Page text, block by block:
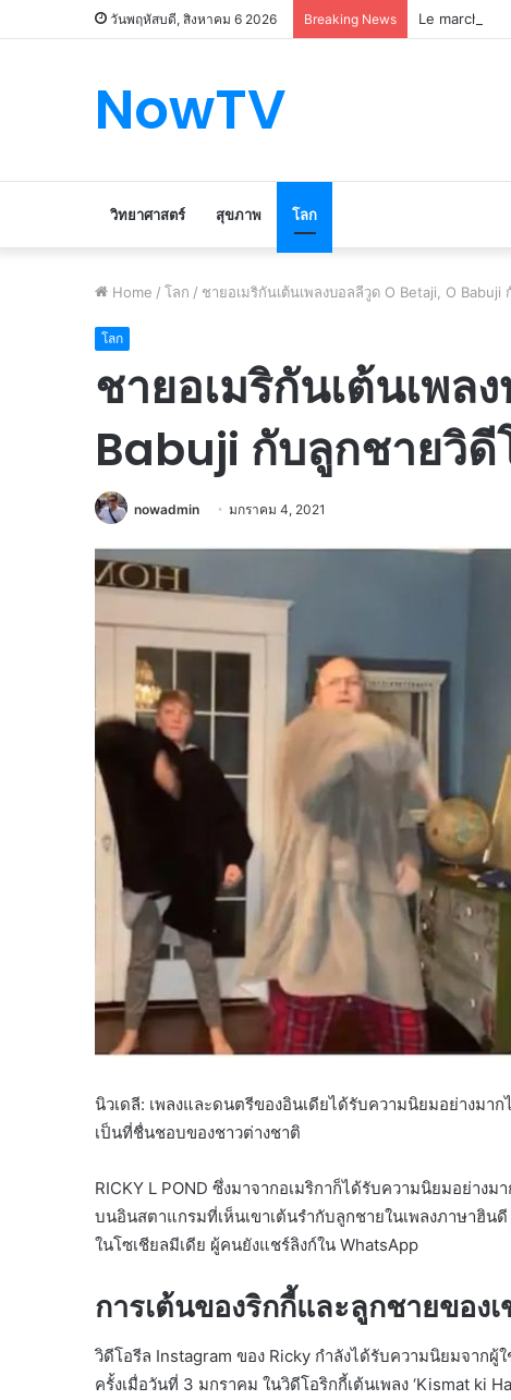
วันพฤหัสบดี, สิงหาคม 6 2026 Breaking News Le marché
NowTV
วิทยาศาสตร์ สุขภาพ โลก
Home / โลก / ชายอเมริกันเต้นเพลงบอลลีวูด O Betaji, O Babuji
โลก
ชายอเมริกันเต้นเพล
Babuji กับลูกชายวิดี
nowadmin มกราคม 4, 2021
นิวเดลี: เพลงและดนตรีของอินเดียได้รับความนิยมอย่างมา
เป็นที่ชื่นชอบของชาวต่างชาติ
RICKY L POND ซึ่งมาจากอเมริกาก็ได้รับความนิยมอย่างม
บนอินสตาแกรมที่เห็นเขาเต้นรำกับลูกชายในเพลงภาษาฮิน
ในโซเชียลมีเดีย ผู้คนยังแชร์ลิงก์ใน WhatsApp
การเต้นของริกกี้และลูกชายของ
วิดีโอรีล Instagram ของ Ricky กำลังได้รับความนิยมจาก
ครั้งเมื่อวันที่ 3 มกราคม ในวิดีโอริกกี้เต้นเพลง ‘Kismat ki